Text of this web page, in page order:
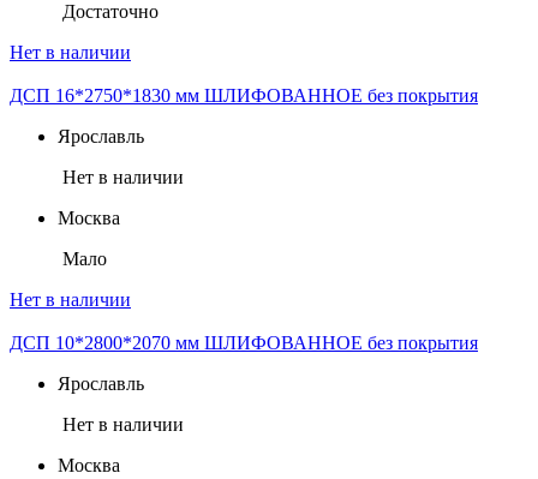
Достаточно
Нет в наличии
ДСП 16*2750*1830 мм ШЛИФОВАННОЕ без покрытия
Ярославль
Нет в наличии
Москва
Мало
Нет в наличии
ДСП 10*2800*2070 мм ШЛИФОВАННОЕ без покрытия
Ярославль
Нет в наличии
Москва